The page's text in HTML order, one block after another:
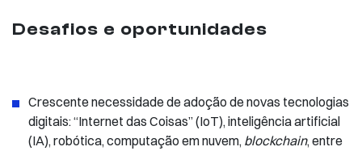
Desafios e oportunidades
Crescente necessidade de adoção de novas tecnologias
digitais: “Internet das Coisas” (IoT), inteligência artificial
(IA), robótica, computação em nuvem, blockchain, entre